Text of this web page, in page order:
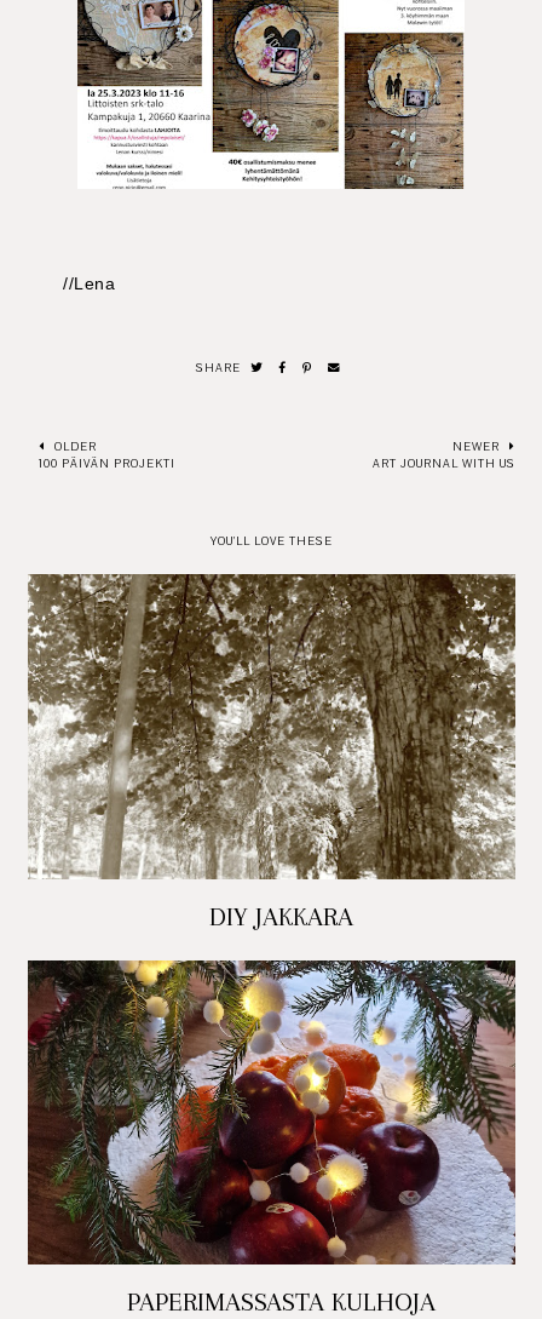
//Lena
SHARE
OLDER
100 PÄIVÄN PROJEKTI
NEWER
ART JOURNAL WITH US
YOU'LL LOVE THESE
DIY JAKKARA
PAPERIMASSASTA KULHOJA